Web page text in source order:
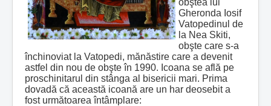
Gheronda Iosif
Vatopedinul de
la Nea Skiti,
obşte care s-a
închinoviat la Vatopedi, mănăstire care a devenit
astfel din nou de obşte în 1990. Icoana se află pe
proschinitarul din stânga al bisericii mari. Prima
dovadă că această icoană are un har deosebit a
fost următoarea întâmplare: